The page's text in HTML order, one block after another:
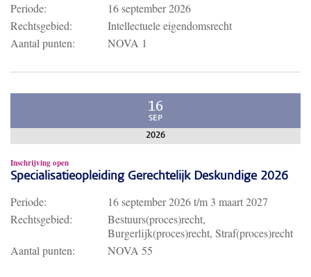
Periode:
16 september 2026
Rechtsgebied:
Intellectuele eigendomsrecht
Aantal punten:
NOVA 1
16
SEP
2026
Inschrijving open
Specialisatieopleiding Gerechtelijk Deskundige 2026
Periode: 16 september 2026t/m 3 maart 2027
Rechtsgebied:
Bestuurs(proces)recht,
Burgerlijk(proces)recht, Straf(proces)recht
Aantal punten:
NOVA 55